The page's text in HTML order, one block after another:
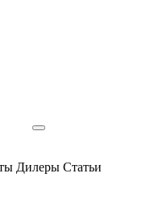
Дилеры Статьи